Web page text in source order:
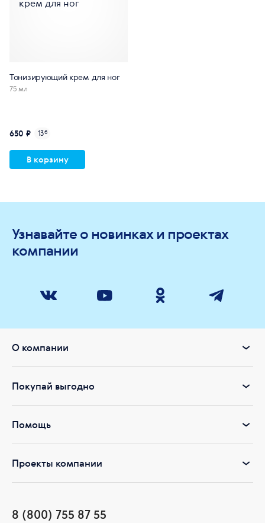
Тонизирующий крем для ног
75 мл
650 ₽ 13б
В корзину
Узнавайте о новинках и проектах
компании
О компании
Покупай выгодно
Помощь
Проекты компании
8 (800) 755 87 55